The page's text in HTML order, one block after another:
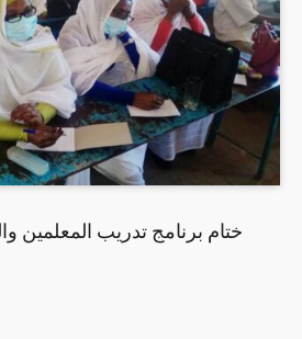
ختام برنامج تدريب المعلمين